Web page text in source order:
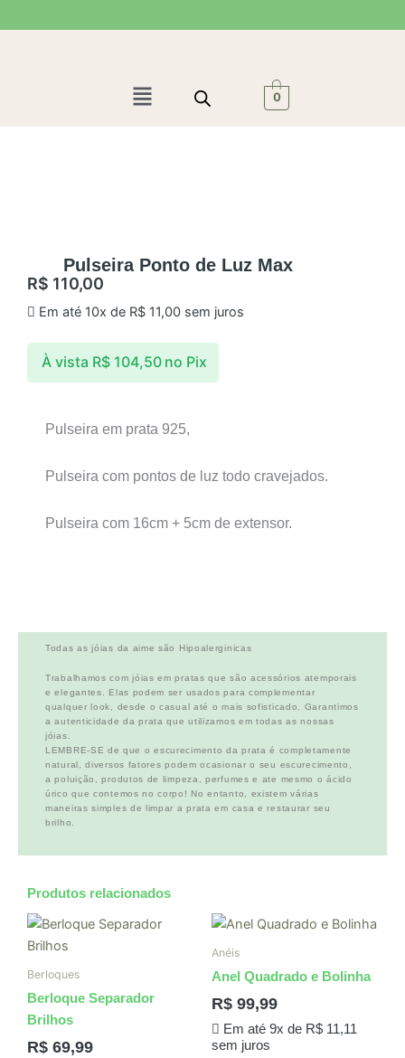
para
Menu 0
Pulseira Ponto de Luz Max
R$ 110,00
Em até 10x de R$11,00sem juros
À vista R$104,50 no Pix
Pulseira em prata 925,
Pulseira com pontos de luz todo cravejados.
Pulseira com 16cm + 5cm de extensor.
Todas as jóias da aime são Hipoalerginicas
Trabalhamos com jóias em pratas que são acessórios atemporais
e elegantes. Elas podem ser usados para complementar
qualquer look, desde o casual até o mais sofisticado. Garantimos
a autenticidade da prata que utilizamos em todas as nossas
jóias.
LEMBRE-SE de que o escurecimento da prata é completamente
natural, diversos fatores podem ocasionar o seu escurecimento,
a poluição, produtos de limpeza, perfumes e ate mesmo o ácido
úrico que contemos no corpo! No entanto, existem várias
maneiras simples de limpar a prata em casa e restaurar seu
brilho.
Produtos relacionados
Berloques
Berloque Separador
Brilhos
R$ 69,99
Anéis
Anel Quadrado e Bolinha
R$ 99,99
Em até 9x de R$11,11
sem juros